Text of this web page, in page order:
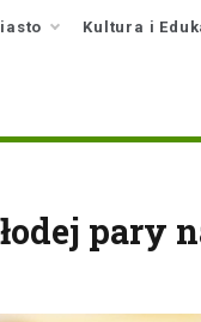
Kultura i
pary